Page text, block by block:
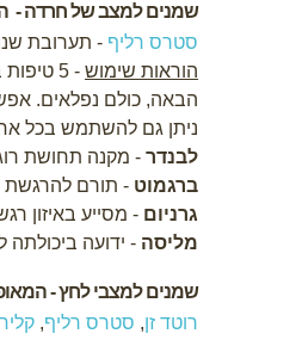
שמנים למצב של חרדה-
סטרס רליף - תערובת
הוראות שימוש - 5 טיפות במבער או דיפיוזר, או 2 טיפות על טישיו ולהריח
הבאה, כולם נפלאים. אפשר לערבב סה"כ 6 טיפות בהרכב הרצוי
ניתן גם להשתמש בכל
לבנדר - מקנה תחושת
ברגמוט - תורם
גרניום - מסייע באיזון
מליסה - ידועה
שמנים למצבי לחץ -
רוטד זן, סטרס רליף,